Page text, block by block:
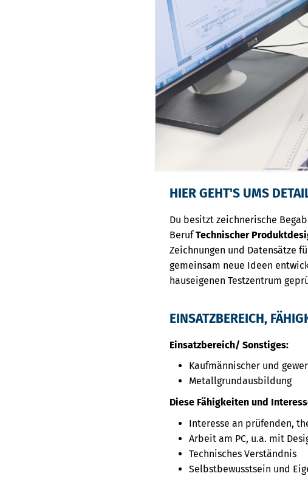
HIER GEHT'S UMS
Du besitzt zeichnerische
BerufTechnischer
Zeichnungen und Datensätze
gemeinsam neue Ideen
hauseigenen Testzentrum
EINSATZBEREICH,
Einsatzbereich/ Sonstiges:
Kaufmännischer und
Metallgrundausbildung
Diese Fähigkeiten und
Interesse an prüfenden,
Arbeit am PC, u.a. mit
Technisches Verständnis
Selbstbewusstsein und